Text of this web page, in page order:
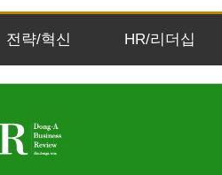
전략/혁신 HR/리더십